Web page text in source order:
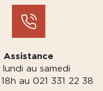
Assistance
lundi au samedi
au 021 331 22 38